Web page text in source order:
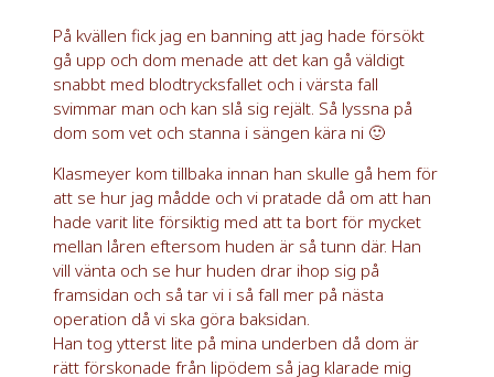
På kvällen fick jag en banning att jag hade försökt
gå upp och dom menade att det kan gå väldigt
snabbt med blodtrycksfallet och i värsta fall
svimmar man och kan slå sig rejält. Så lyssna på
dom som vet och stanna i sängen kära ni 🙂
Klasmeyer kom tillbaka innan han skulle gå hem för
att se hur jag mådde och vi pratade då om att han
hade varit lite försiktig med att ta bort för mycket
mellan låren eftersom huden är så tunn där. Han
vill vänta och se hur huden drar ihop sig på
framsidan och så tar vi i så fall mer på nästa
operation då vi ska göra baksidan.
Han tog ytterst lite på mina underben då dom är
rätt förskonade från lipödem så jag klarade mig